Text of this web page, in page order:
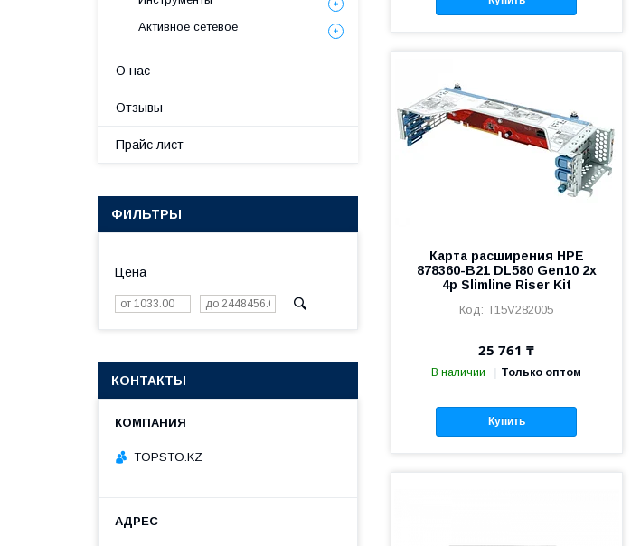
Карта расширения HPE
878360-B21 DL580 Gen10 2x
4p Slimline Riser Kit
T15V282005
25 761 ₸
В наличии Только оптом
Купить
Активное сетевое
О нас
Отзывы
Прайс лист
ФИЛЬТРЫ
Цена
КОНТАКТЫ
TOPSTO.KZ